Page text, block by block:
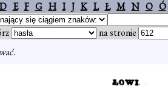
D E F G H I J K L Ł M N O Ó
na stronie